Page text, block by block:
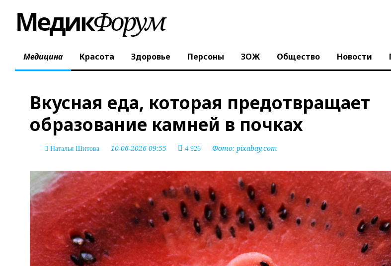
Медицина Красота Здоровье Персоны ЗОЖ Общество Новости
Вкусная еда, которая предотвращает
образование камней в почках
Наталья Шитова 10-06-2026 09:55 4 926 Фото: pixabay.com